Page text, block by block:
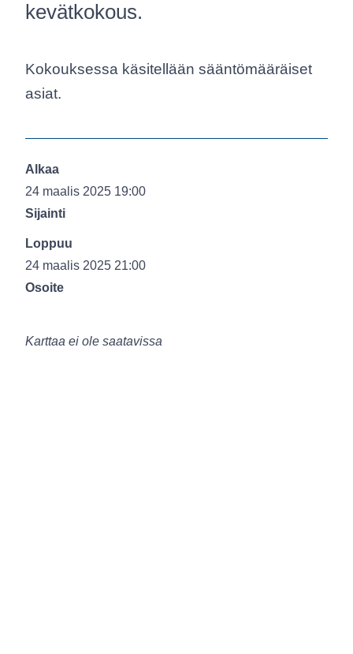
kevätkokous.
Kokouksessa käsitellään sääntömääräiset
asiat.
Alkaa
24 maalis 2025 19:00
Sijainti
Loppuu
24 maalis 2025 21:00
Osoite
Karttaa ei ole saatavissa